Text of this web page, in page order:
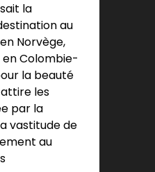
la
au
Norvège,
Colombie-
la beauté
les
par la
vastitude de
au